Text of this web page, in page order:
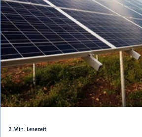
2 Min. Lesezeit